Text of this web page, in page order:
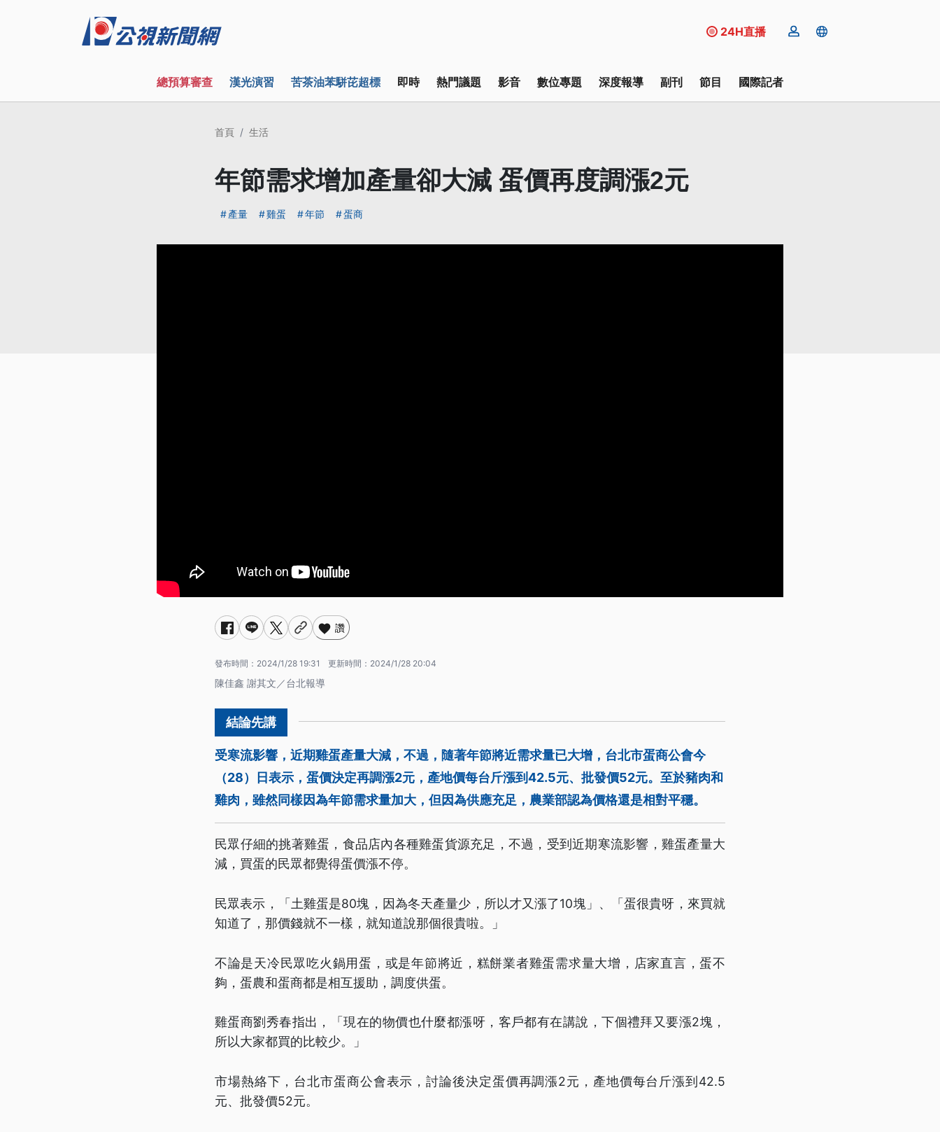
24H直播
總預算審查 漢光演習 苦茶油苯駢芘超標 即時 熱門議題 影音 數位專題 深度報導 副刊 節目 國際記者
首頁 生活
年節需求增加產量卻大減 蛋價再度調漲2元
產量 雞蛋 年節 蛋商
讚
發布時間： 2024/1/28 19:31 更新時間： 2024/1/28 20:04
陳佳鑫 謝其文／台北報導
受寒流影響，近期雞蛋產量大減，不過，隨著年節將近需求量已大增，台北市蛋商公會今
（28）日表示，蛋價決定再調漲2元，產地價每台斤漲到42.5元、批發價52元。至於豬肉和
雞肉，雖然同樣因為年節需求量加大，但因為供應充足，農業部認為價格還是相對平穩。
民眾仔細的挑著雞蛋，食品店內各種雞蛋貨源充足，不過，受到近期寒流影響，雞蛋產量大
減，買蛋的民眾都覺得蛋價漲不停。
民眾表示，「土雞蛋是80塊，因為冬天產量少，所以才又漲了10塊」、「蛋很貴呀，來買就
知道了，那價錢就不一樣，就知道說那個很貴啦。」
不論是天冷民眾吃火鍋用蛋，或是年節將近，糕餅業者雞蛋需求量大增，店家直言，蛋不
夠，蛋農和蛋商都是相互援助，調度供蛋。
雞蛋商劉秀春指出，「現在的物價也什麼都漲呀，客戶都有在講說，下個禮拜又要漲2塊，
所以大家都買的比較少。」
市場熱絡下，台北市蛋商公會表示，討論後決定蛋價再調漲2元，產地價每台斤漲到42.5
元、批發價52元。